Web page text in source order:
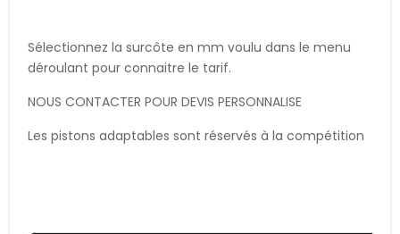
Sélectionnez la surcôte en mm voulu dans le menu
déroulant pour connaitre le tarif.
NOUS CONTACTER POUR DEVIS PERSONNALISE
Les pistons adaptables sont réservés à la compétition